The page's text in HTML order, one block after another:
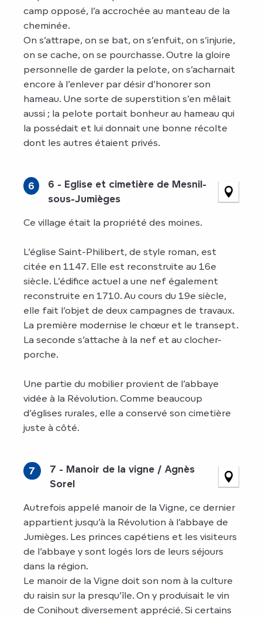
camp opposé, l’a accrochée au manteau de la
cheminée.
On s’attrape, on se bat, on s’enfuit, on s’injurie,
on se cache, on se pourchasse. Outre la gloire
personnelle de garder la pelote, on s’acharnait
encore à l’enlever par désir d’honorer son
hameau. Une sorte de superstition s’en mêlait
aussi ; la pelote portait bonheur au hameau qui
la possédait et lui donnait une bonne récolte
dont les autres étaient privés.
6
6 - Eglise et cimetière de Mesnil-
sous-Jumièges
Ce village était la propriété des moines.
L’église Saint-Philibert, de style roman, est
citée en 1147. Elle est reconstruite au 16e
siècle. L’édifice actuel a une nef également
reconstruite en 1710. Au cours du 19e siècle,
elle fait l’objet de deux campagnes de travaux.
La première modernise le chœur et le transept.
La seconde s’attache à la nef et au clocher-
porche.
Une partie du mobilier provient de l’abbaye
vidée à la Révolution. Comme beaucoup
d’églises rurales, elle a conservé son cimetière
juste à côté.
7
7 - Manoir de la vigne / Agnès
Sorel
Autrefois appelé manoir de la Vigne, ce dernier
appartient jusqu’à la Révolution à l’abbaye de
Jumièges. Les princes capétiens et les visiteurs
de l’abbaye y sont logés lors de leurs séjours
dans la région.
Le manoir de la Vigne doit son nom à la culture
du raisin sur la presqu’île. On y produisait le vin
de Conihout diversement apprécié. Si certains